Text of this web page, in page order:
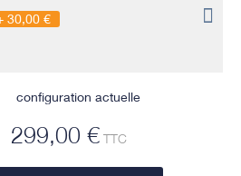
30,00 €
configuration actuelle
299,00 € TTC